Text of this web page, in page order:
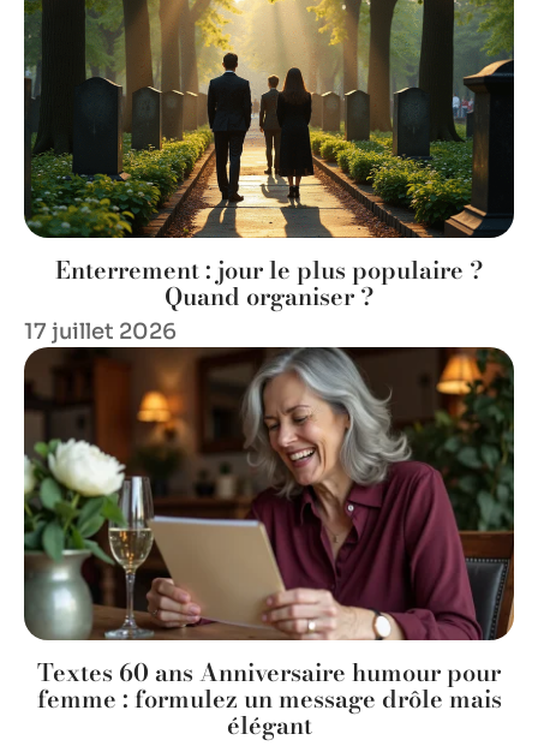
Enterrement : jour le plus populaire ?
Quand organiser ?
17 juillet 2026
Textes 60 ans Anniversaire humour pour
femme : formulez un message drôle mais
élégant